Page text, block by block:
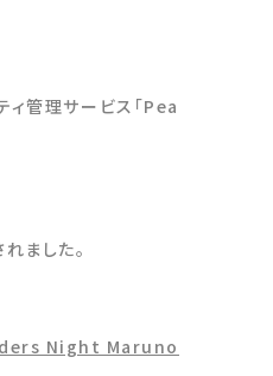
ィ管理サービス「Pea
ました。
Night Maruno